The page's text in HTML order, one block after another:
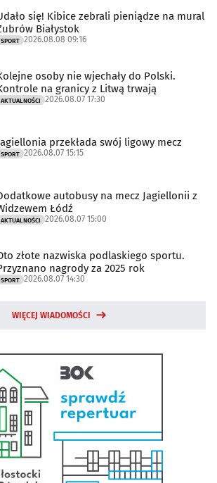
się! Kibice zebrali pieniądze na mural
Białystok
SPORT 2026.08.08 09:16
osoby nie wjechały do Polski.
na granicy z Litwą trwają
AKTUALNOŚCI 2026.08.07 17:30
przekłada swój ligowy mecz
SPORT 2026.08.07 15:15
autobusy na mecz Jagiellonii z
Łódź
AKTUALNOŚCI 2026.08.07 15:00
złote nazwiska podlaskiego sportu.
nagrody za 2025 rok
SPORT 2026.08.07 14:30
WIĘCEJ WIADOMOŚCI